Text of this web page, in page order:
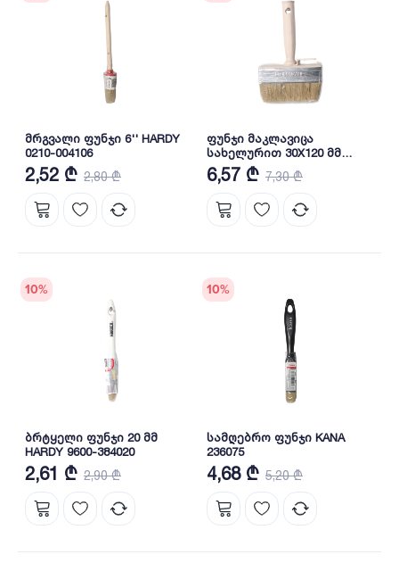
მრგვალი ფუნჯი 6'' HARDY
0210-004106
2,52 ₾ 2,80 ₾
ფუნჯი მაკლავიცა
სახელურით 30X120 მმ
HARDY 0240-813812
6,57 ₾ 7,30 ₾
10%
ბრტყელი ფუნჯი 20 მმ
HARDY 9600-384020
2,61 ₾ 2,90 ₾
10%
სამღებრო ფუნჯი KANA
236075
4,68 ₾ 5,20 ₾